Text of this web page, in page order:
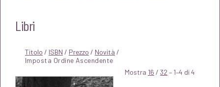
Libri
Titolo / ISBN / Prezzo / Novità /
Mostra 16 / 32 – 1–4 di 4